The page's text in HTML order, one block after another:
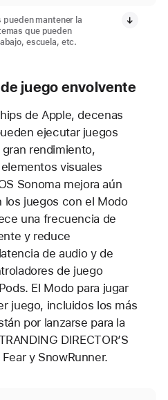
mantener la
que pueden
escuela, etc.
juego envolvente
de Apple, decenas
ejecutar juegos
rendimiento,
visuales
Sonoma mejora aún
los juegos con el Modo
una frecuencia de
y reduce
de audio y de
de juego
El Modo para jugar
juego, incluidos los más
por lanzarse para la
DIRECTOR’S
y SnowRunner.